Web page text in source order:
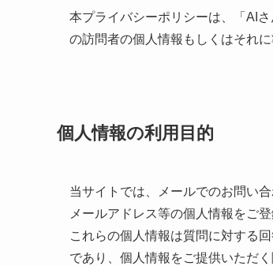
本プライバシーポリシーは、「AI
の訪問者の個人情報もしくはそれ
個人情報の利用目的
当サイトでは、メールでのお問い
メールアドレス等の個人情報をご
これらの個人情報は質問に対する
であり、個人情報をご提供いただ